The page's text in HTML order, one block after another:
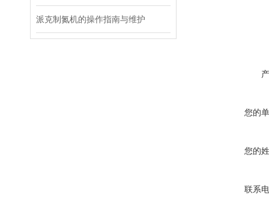
派克制氮机的操作指南与维护
您的
您的
联系